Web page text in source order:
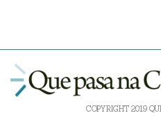
COPYRIGHT 2019